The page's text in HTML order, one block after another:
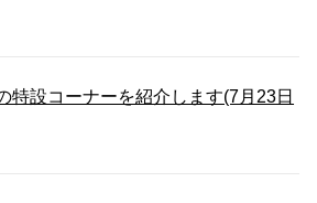
特設コーナーを紹介します(7月23日